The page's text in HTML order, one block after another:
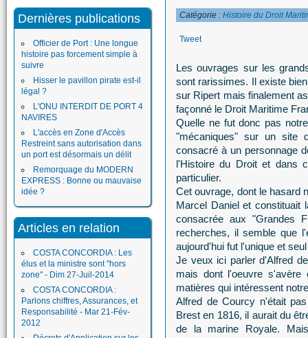
Dernières publications
Officier de Port : Une longue
histoire pas forcement simple à
suivre
Hisser le pavillon pirate est-il
légal ?
L'ONU INTERDIT DE PORT 4
NAVIRES
L'accès en Zone d'Accès
Restreint sans autorisation dans
un port est désormais un délit
Remorquage du MODERN
EXPRESS : Bonne ou mauvaise
idée ?
Articles en relation
COSTA CONCORDIA : Les
élus et la ministre sont "hors
zone" - Dim 27-Juil-2014
COSTA CONCORDIA :
Parlons chiffres, Assurances, et
Responsabilité - Mar 21-Fév-
2012
Catégorie : Histoire du Droit
Tweet
Les ouvrages sur les
sont rarissimes. Il existe
sur Ripert mais finalement
façonné le Droit Maritime
Quelle ne fut donc pas
"mécaniques" sur un site
consacré à un personnage
l'Histoire du Droit et dans
particulier.
Cet ouvrage, dont le hasard
Marcel Daniel et constituait
consacrée aux "Grandes
recherches, il semble que
aujourd'hui fut l'unique et
Je veux ici parler d'Alfred
mais dont l'oeuvre
matières qui intéressent
Alfred de Courcy n'était
Brest en 1816, il aurait du
de la marine Royale.